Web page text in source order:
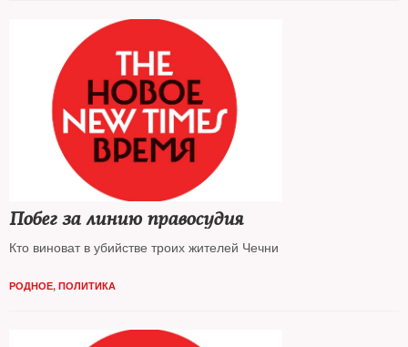
Побег за линию правосудия
Кто виноват в убийстве троих жителей Чечни
РОДНОЕ, ПОЛИТИКА